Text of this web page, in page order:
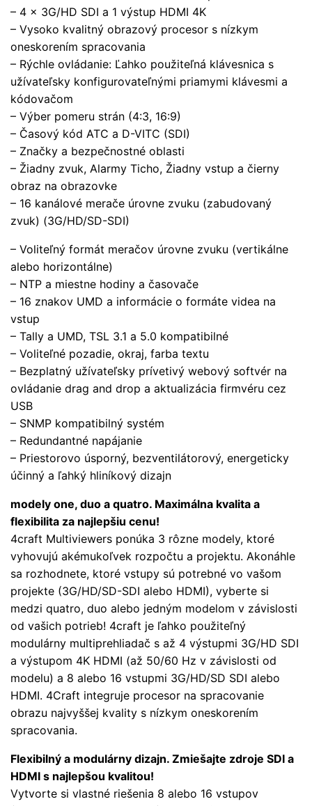
– 4 x 3G/HD SDI a 1 výstup HDMI 4K
– Vysoko kvalitný obrazový procesor s nízkym
oneskorením spracovania
– Rýchle ovládanie: Ľahko použiteľná klávesnica s
užívateľsky konfigurovateľnými priamymi klávesmi a
kódovačom
– Výber pomeru strán (4:3, 16:9)
– Časový kód ATC a D-VITC (SDI)
– Značky a bezpečnostné oblasti
– Žiadny zvuk, Alarmy Ticho, Žiadny vstup a čierny
obraz na obrazovke
– 16 kanálové merače úrovne zvuku (zabudovaný
zvuk) (3G/HD/SD-SDI)
– Voliteľný formát meračov úrovne zvuku (vertikálne
alebo horizontálne)
– NTP a miestne hodiny a časovače
– 16 znakov UMD a informácie o formáte videa na
vstup
– Tally a UMD, TSL 3.1 a 5.0 kompatibilné
– Voliteľné pozadie, okraj, farba textu
– Bezplatný užívateľsky prívetivý webový softvér na
ovládanie drag and drop a aktualizácia firmvéru cez
USB
– SNMP kompatibilný systém
– Redundantné napájanie
– Priestorovo úsporný, bezventilátorový, energeticky
účinný a ľahký hliníkový dizajn
modely one, duo a quatro. Maximálna kvalita a
flexibilita za najlepšiu cenu!
4craft Multiviewers ponúka 3 rôzne modely, ktoré
vyhovujú akémukoľvek rozpočtu a projektu. Akonáhle
sa rozhodnete, ktoré vstupy sú potrebné vo vašom
projekte (3G/HD/SD-SDI alebo HDMI), vyberte si
medzi quatro, duo alebo jedným modelom v závislosti
od vašich potrieb! 4craft je ľahko použiteľný
modulárny multiprehliadač s až 4 výstupmi 3G/HD SDI
a výstupom 4K HDMI (až 50/60 Hz v závislosti od
modelu) a 8 alebo 16 vstupmi 3G/HD/SD SDI alebo
HDMI. 4Craft integruje procesor na spracovanie
obrazu najvyššej kvality s nízkym oneskorením
spracovania.
Flexibilný a modulárny dizajn. Zmiešajte zdroje SDI a
HDMI s najlepšou kvalitou!
Vytvorte si vlastné riešenia 8 alebo 16 vstupov